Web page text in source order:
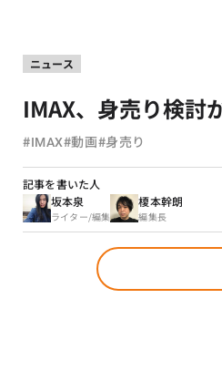
ニュース
IMAX、身売り検討
#IMAX#動画#身売り
記事を書いた人
坂本泉
ライター/編集
榎本幹朗
編集長